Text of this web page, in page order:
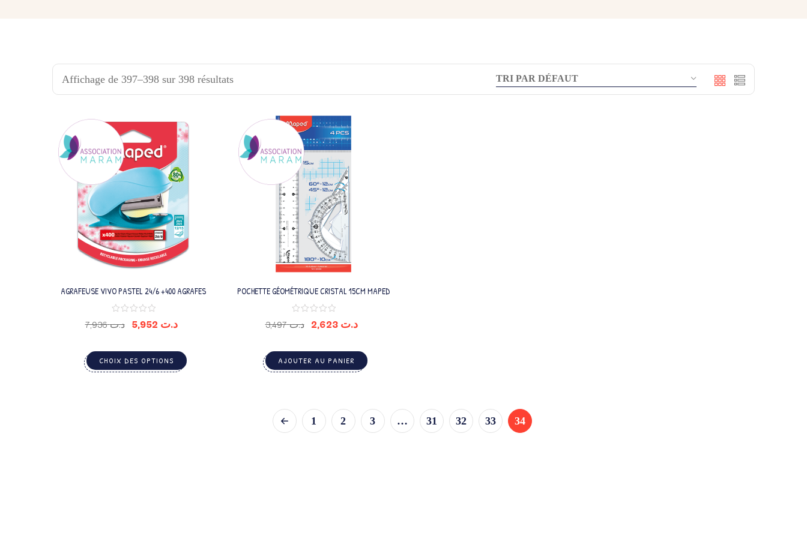
Affichage de 397–398 sur 398 résultats
AGRAFEUSE VIVO PASTEL 24/6 +400 AGRAFES
د.ت7,936 د.ت
CHOIX DES OPTIONS
POCHETTE GÉOMÉTRIQUE CRISTAL 15CM MAPED
د.ت3,497 د.ت 2,623
AJOUTER AU PANIER
1 2 3 … 31 32 33 34